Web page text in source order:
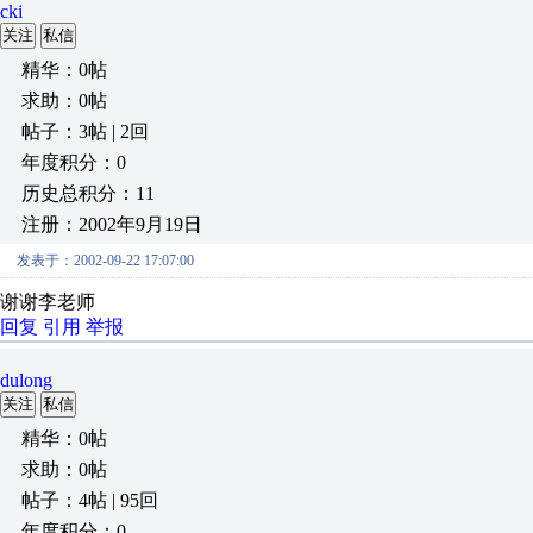
cki
关注 私信
精华：0帖
求助：0帖
帖子：3帖 | 2回
年度积分：0
历史总积分：11
注册：2002年9月19日
发表于：2002-09-22 17:07:00
谢谢李老师
回复 引用 举报
dulong
关注 私信
精华：0帖
求助：0帖
帖子：4帖 | 95回